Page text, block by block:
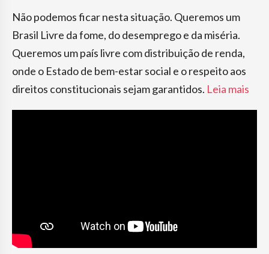
Não podemos ficar nesta situação. Queremos um
Brasil Livre da fome, do desemprego e da miséria.
Queremos um país livre com distribuição de renda,
onde o Estado de bem-estar social e o respeito aos
direitos constitucionais sejam garantidos. Leia mais